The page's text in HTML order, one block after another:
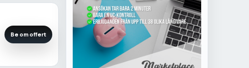
Be om offert